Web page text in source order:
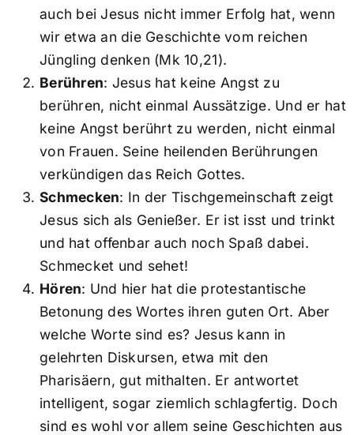
auch bei Jesus nicht immer Erfolg hat, wenn
wir etwa an die Geschichte vom reichen
Jüngling denken (Mk 10,21).
Berühren: Jesus hat keine Angst zu
berühren, nicht einmal Aussätzige. Und er hat
keine Angst berührt zu werden, nicht einmal
von Frauen. Seine heilenden Berührungen
verkündigen das Reich Gottes.
Schmecken: In der Tischgemeinschaft zeigt
Jesus sich als Genießer. Er ist isst und trinkt
und hat offenbar auch noch Spaß dabei.
Schmecket und sehet!
Hören: Und hier hat die protestantische
Betonung des Wortes ihren guten Ort. Aber
welche Worte sind es? Jesus kann in
gelehrten Diskursen, etwa mit den
Pharisäern, gut mithalten. Er antwortet
intelligent, sogar ziemlich schlagfertig. Doch
sind es wohl vor allem seine Geschichten aus